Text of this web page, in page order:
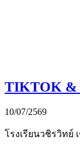
TIKTOK &
10/07/2569
โรงเรียนวชิรวิทย์